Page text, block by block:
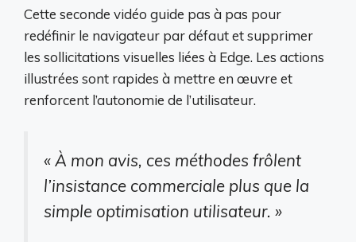
Cette seconde vidéo guide pas à pas pour
redéfinir le navigateur par défaut et supprimer
les sollicitations visuelles liées à Edge. Les actions
illustrées sont rapides à mettre en œuvre et
renforcent l’autonomie de l’utilisateur.
« À mon avis, ces méthodes frôlent
l’insistance commerciale plus que la
simple optimisation utilisateur. »